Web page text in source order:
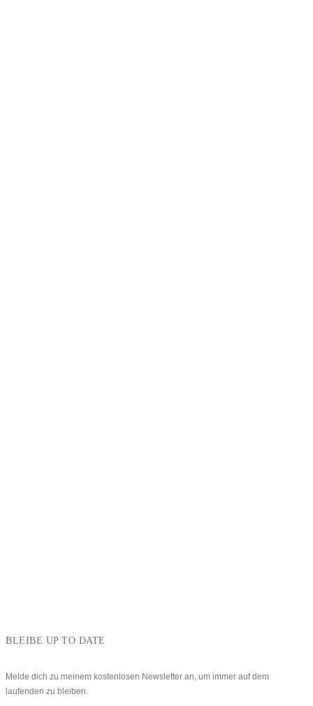
BLEIBE UP TO DATE
Melde dich zu meinem kostenlosen Newsletter an, um immer auf dem
laufenden zu bleiben.